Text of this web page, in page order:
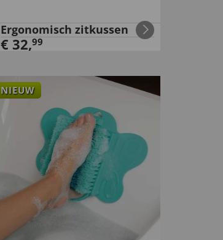
Ergonomisch zitkussen
€ 32,99
NIEUW